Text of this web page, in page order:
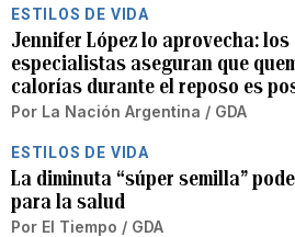
ESTILOS DE VIDA
Jennifer López lo aprovecha: los
especialistas aseguran que
calorías durante el reposo es
Por La Nación Argentina / GDA
ESTILOS DE VIDA
La diminuta “súper semilla”
para la salud
Por El Tiempo / GDA